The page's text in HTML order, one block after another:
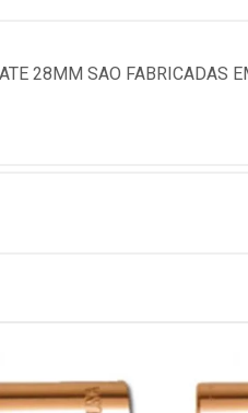
28MM SAO FABRICADAS